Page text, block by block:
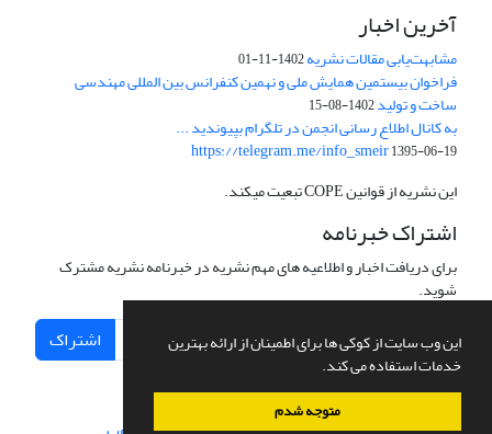
این وب سایت از کوکی ها برای اطمینان از ارائه بهترین
خدمات استفاده می کند.
متوجه شدم
آخرین اخبار
مشابهت‌یابی مقالات نشریه1402-11-01
فراخوان بیستمین همایش ملی و نهمین کنفرانس بین المللی مهندسی
ساخت و تولید1402-08-15
به کانال اطلاع رسانی انجمن در تلگرام بپیوندید ...
https://telegram.me/info_smeir1395-06-19
این نشریه از قوانین COPE تبعیت میکند.
اشتراک خبرنامه
برای دریافت اخبار و اطلاعیه های مهم نشریه در خبرنامه نشریه مشترک
شوید.
اشتراک